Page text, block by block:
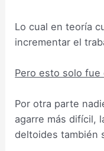
Lo cual en teoría
incrementar el
Pero esto solo fue
Por otra parte
agarre más difícil,
deltoides también